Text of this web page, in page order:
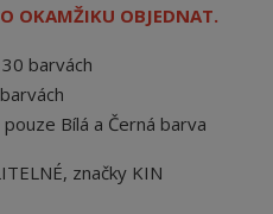
OKAMŽIKU OBJEDNAT.
barvách
Bílá a Černá barva
značky KIN